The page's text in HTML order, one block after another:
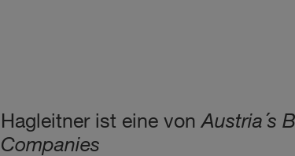
Hagleitner ist eine von Austria´s
Companies